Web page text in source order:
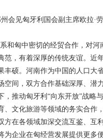
见匈牙利国会副主席欧拉·劳
匈中密切的经贸合作，对河
范，有着深厚的传统友谊。近
丰硕。河南作为中国的人口大
空间，双方合作基础深厚、潜
推动匈牙利“向东开放”战略
、文化旅游等领域的务实合
方在各领域加深交流互鉴、互
企业在匈经营发展提供更多便